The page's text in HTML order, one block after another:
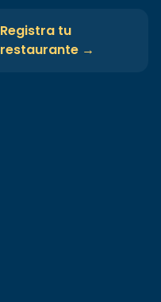
Registra tu
restaurante →